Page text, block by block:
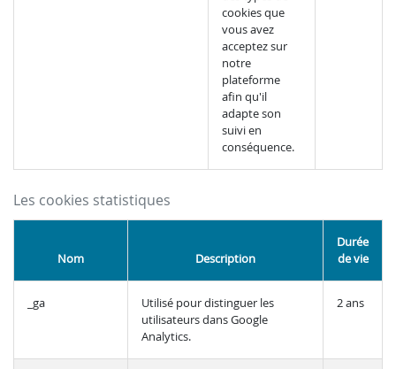
cookies que
vous avez
acceptez sur
notre
plateforme
afin qu'il
adapte son
suivi en
conséquence.
Les cookies statistiques
Nom Description
Durée
de vie
_ga
Utilisé pour distinguer les
utilisateurs dans Google
Analytics.
2 ans